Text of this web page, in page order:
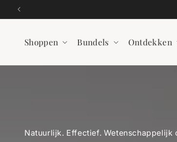
naar de
content
Shoppen Bundels Ontdekken
Natuurlijk. Effectief. Wetenschappelijk